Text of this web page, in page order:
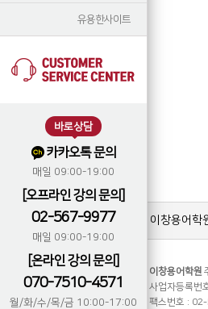
유용한사이트
바로상담
카카오톡 문의
매일 09:00-19:00
[오프라인 강의 문의]
02-567-9977
매일 09:00-19:00
[온라인 강의 문의]
070-7510-4571
월/화/수/목/금 10:00-17:00
이창용어학
이창용어학원
사업자등록
팩스번호 :